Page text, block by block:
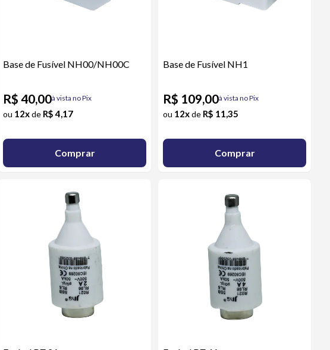
Base de Fusível NH00/NH00C
R$ 40,00à vista no Pix
ou 12xde R$ 4,17
Comprar
Base de Fusível NH1
R$ 109,00à vista no Pix
ou 12xde R$ 11,35
Comprar